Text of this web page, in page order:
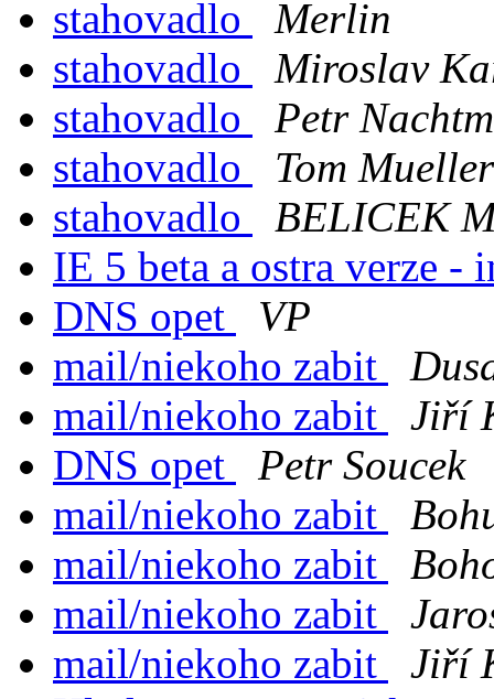
stahovadlo
Merlin
stahovadlo
Miroslav
stahovadlo
Petr
stahovadlo
Tom Mueller
stahovadlo
BELICEK
IE 5 beta a ostra verze -
DNS opet
VP
mail/niekoho zabit
mail/niekoho zabit
Jiří
DNS opet
Petr Soucek
mail/niekoho zabit
mail/niekoho zabit
mail/niekoho zabit
mail/niekoho zabit
Jiří